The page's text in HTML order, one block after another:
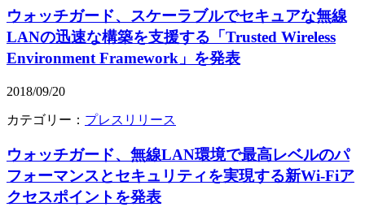
ウォッチガード、スケーラブルでセキュアな無線
LANの迅速な構築を支援する「Trusted Wireless
Environment Framework」を発表
2018/09/20
カテゴリー： プレスリリース
ウォッチガード、無線LAN環境で最高レベルのパ
フォーマンスとセキュリティを実現する新Wi-Fiア
クセスポイントを発表